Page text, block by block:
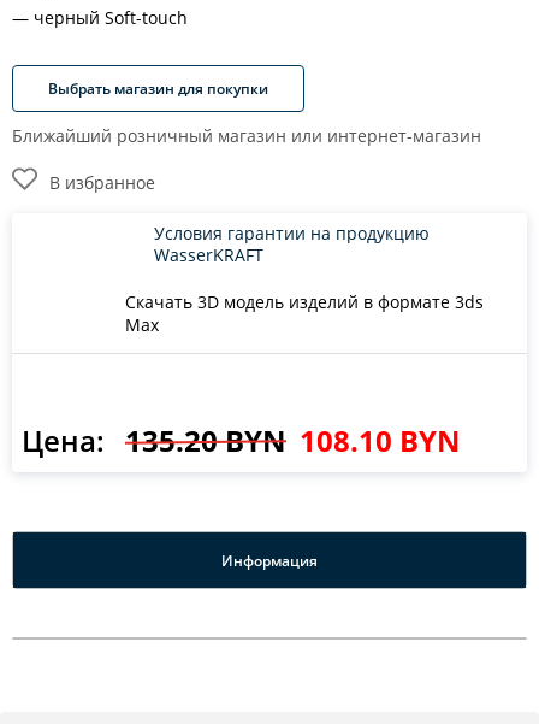
черный Soft-touch
Выбрать магазин для покупки
Ближайший розничный магазин или интернет-магазин
В избранное
Скачать 3D модель изделий в формате 3ds
Max
Условия гарантии на продукцию
WasserKRAFT
Цена: 135.20 BYN 108.10 BYN
Информация